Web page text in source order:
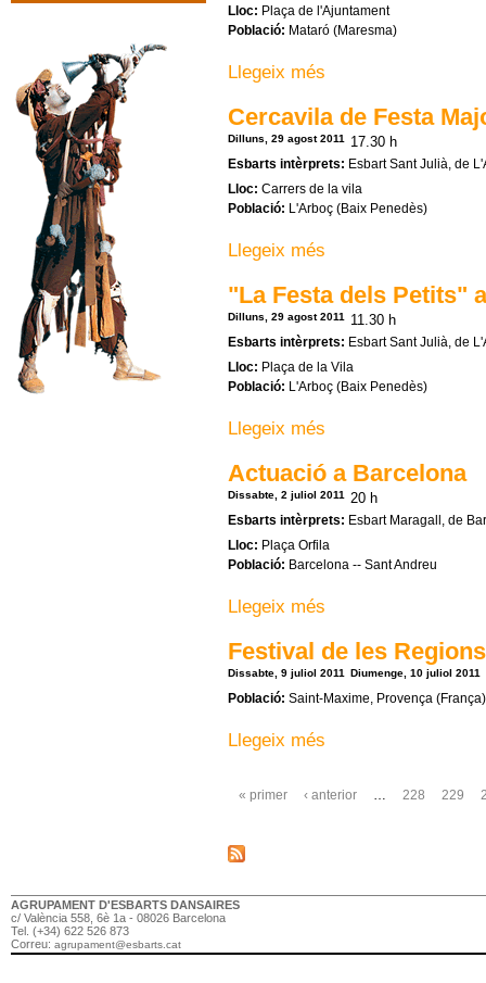
Lloc: Plaça de l'Ajuntament
Població: Mataró (Maresma)
Llegeix més
Cercavila de Festa
Dilluns, 29 agost 2011 17.30 h
Esbarts intèrprets: Esbart Sant Julià, de
Lloc: Carrers de la vila
Població: L'Arboç (Baix Penedès)
Llegeix més
"La Festa dels Petits"
Dilluns, 29 agost 2011 11.30 h
Esbarts intèrprets: Esbart Sant Julià, de
Lloc: Plaça de la Vila
Població: L'Arboç (Baix Penedès)
Llegeix més
Actuació a Barcelona
Dissabte, 2 juliol 2011 20 h
Esbarts intèrprets: Esbart Maragall, de
Lloc: Plaça Orfila
Població: Barcelona -- Sant Andreu
Llegeix més
Festival de les
Dissabte, 9 juliol 2011 Diumenge, 10 juliol 2011
Població: Saint-Maxime, Provença (França)
Llegeix més
Pàgines
« primer ‹ anterior 228 229
AGRUPAMENT D'ESBARTS DANSAIRES
c/ València 558, 6è 1a - 08026 Barcelona
Tel. (+34) 622 526 873
Correu: agrupament@esbarts.cat